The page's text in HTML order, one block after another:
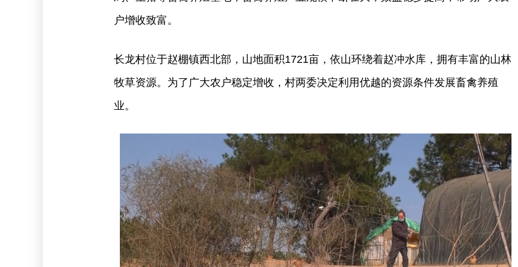
户增收致富。
长龙村位于赵棚镇西北部，山地面积1721亩，依山环绕着赵冲水库，拥有丰富的山林
牧草资源。为了广大农户稳定增收，村两委决定利用优越的资源条件发展畜禽养殖
业。